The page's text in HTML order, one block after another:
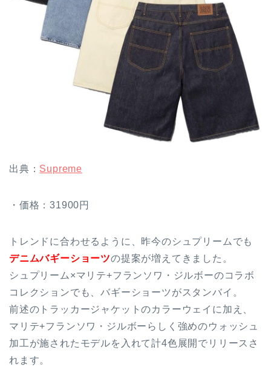
出典： Supreme
・価格：31900円
トレンドに合わせるように、昨今のシュプリームでも
デニムバギーショーツの提案が増えてきました。
シュプリーム×マリテ+フランソワ・ジルボーのコラボ
コレクションでも、バギーショーツがスタンバイ。
前述のトラッカージャケットのカラーウェイに加え、
マリテ+フランソワ・ジルボーらしく強めのウォッシュ
加工が施されたモデルを入れて計4色展開でリリースさ
れます。